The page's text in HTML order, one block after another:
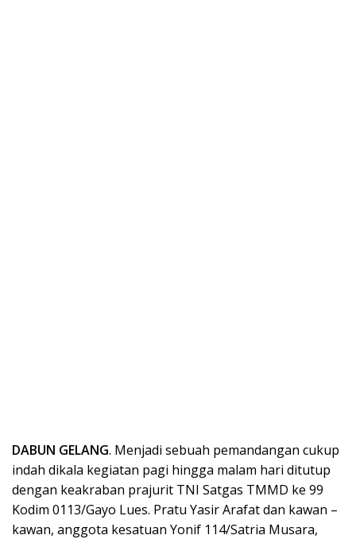
DABUN GELANG. Menjadi sebuah pemandangan cukup
indah dikala kegiatan pagi hingga malam hari ditutup
dengan keakraban prajurit TNI Satgas TMMD ke 99
Kodim 0113/Gayo Lues. Pratu Yasir Arafat dan kawan –
kawan, anggota kesatuan Yonif 114/Satria Musara,